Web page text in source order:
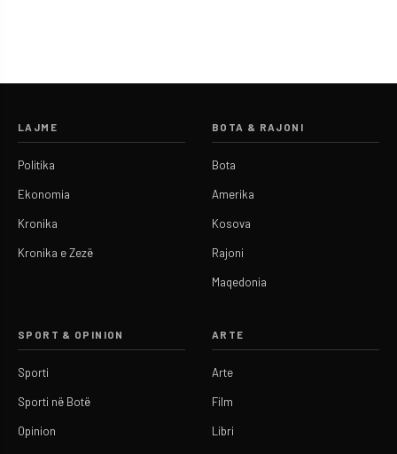
LAJME
Politika
Ekonomia
Kronika
Kronika e Zezë
BOTA & RAJONI
Bota
Amerika
Kosova
Rajoni
Maqedonia
SPORT & OPINION
Sporti
Sporti në Botë
Opinion
ARTE
Arte
Film
Libri